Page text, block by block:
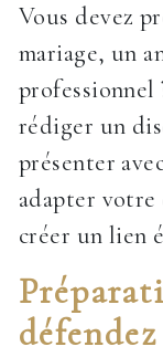
Vous devez
mariage, un
professionnel
rédiger un
présenter
adapter
créer un lien